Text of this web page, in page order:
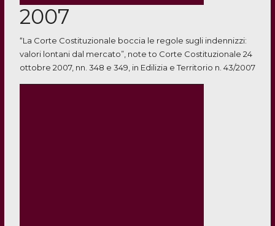
2007
“La Corte Costituzionale boccia le regole sugli indennizzi:
valori lontani dal mercato”, note to Corte Costituzionale 24
ottobre 2007, nn. 348 e 349, in Edilizia e Territorio n. 43/2007